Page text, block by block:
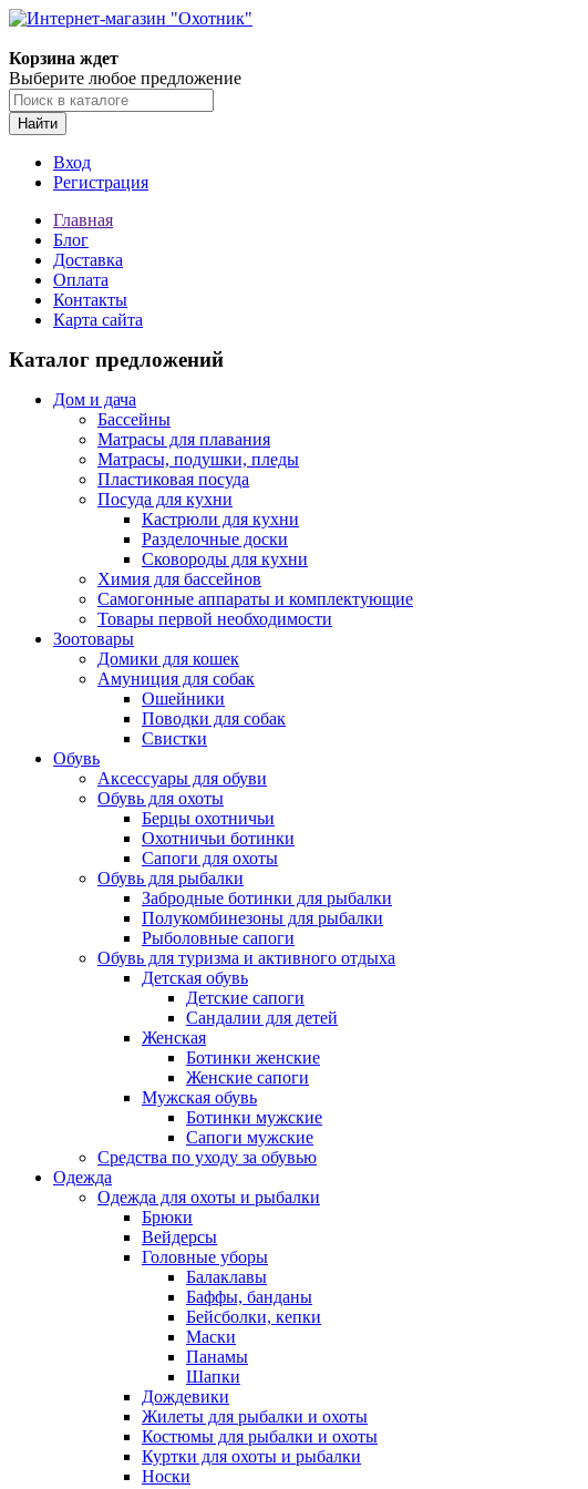
Корзина ждет
Выберите любое предложение
Найти
Вход
Регистрация
Главная
Блог
Доставка
Оплата
Контакты
Карта сайта
Каталог предложений
Дом и дача
Бассейны
Матрасы для плавания
Матрасы, подушки, пледы
Пластиковая посуда
Посуда для кухни
Кастрюли для кухни
Разделочные доски
Сковороды для кухни
Химия для бассейнов
Самогонные аппараты и комплектующие
Товары первой необходимости
Зоотовары
Домики для кошек
Амуниция для собак
Ошейники
Поводки для собак
Свистки
Обувь
Аксессуары для обуви
Обувь для охоты
Берцы охотничьи
Охотничьи ботинки
Сапоги для охоты
Обувь для рыбалки
Забродные ботинки для рыбалки
Полукомбинезоны для рыбалки
Рыболовные сапоги
Обувь для туризма и активного отдыха
Детская обувь
Детские сапоги
Сандалии для детей
Женская
Ботинки женские
Женские сапоги
Мужская обувь
Ботинки мужские
Сапоги мужские
Средства по уходу за обувью
Одежда
Одежда для охоты и рыбалки
Брюки
Вейдерсы
Головные уборы
Балаклавы
Баффы, банданы
Бейсболки, кепки
Маски
Панамы
Шапки
Дождевики
Жилеты для рыбалки и охоты
Костюмы для рыбалки и охоты
Куртки для охоты и рыбалки
Носки